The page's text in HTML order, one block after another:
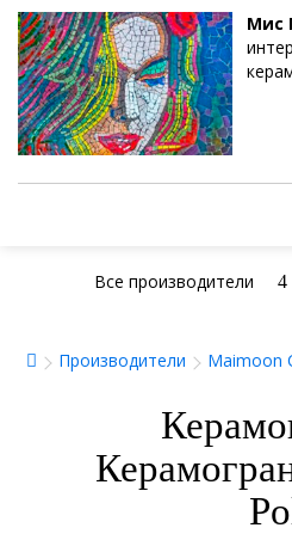
Мис
Все производители 4
Производители Maimoon